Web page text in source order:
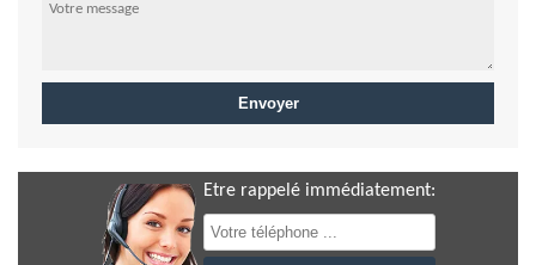
Etre rappelé immédiatement: